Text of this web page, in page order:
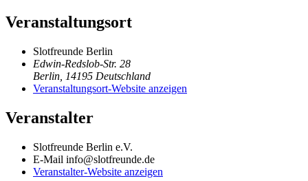
Veranstaltungsort
Slotfreunde Berlin
Edwin-Redslob-Str. 28
Berlin 14195 Deutschland
Veranstaltungsort-Website anzeigen
Veranstalter
Slotfreunde Berlin e.V.
E-Mail info@slotfreunde.de
Veranstalter-Website anzeigen